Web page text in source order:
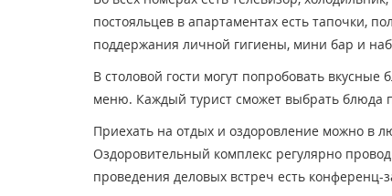
постояльцев в апартаментах есть тапочки,
поддержания личной гигиены, мини бар и
В столовой гости могут попробовать
меню. Каждый турист сможет выбрать блюда
Приехать на отдых и оздоровление можно в
Оздоровительный комплекс регулярно
проведения деловых встреч есть конференц-